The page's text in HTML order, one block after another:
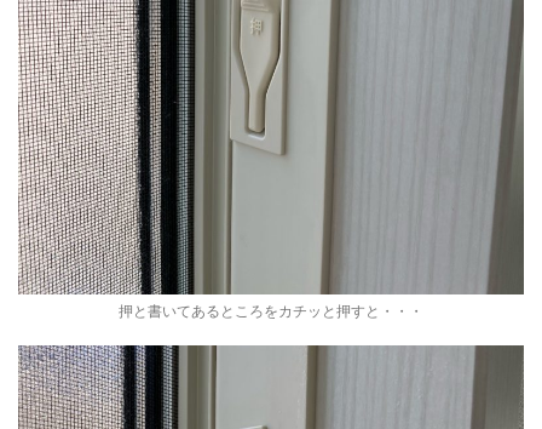
押と書いてあるところをカチッと押すと・・・